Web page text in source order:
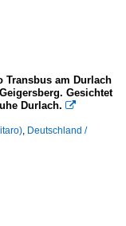
Transbus am Durlach
Gesichtet
Durlach. 
, Deutschland /